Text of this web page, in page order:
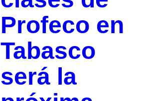
Profeco en
Tabasco
será la